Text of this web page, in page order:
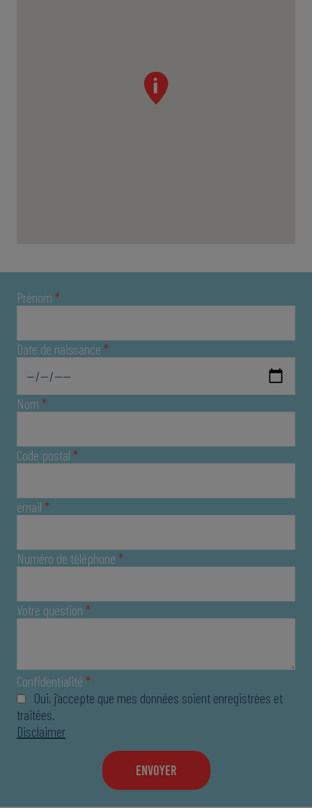
Prénom *
Date de naissance *
Nom *
Code postal *
email *
Numéro de téléphone *
Votre question *
Confidentialité *
Oui, j’accepte que mes données soient enregistrées et
traitées.
Disclaimer